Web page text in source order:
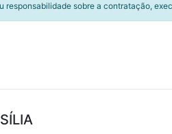
sobre a contratação,